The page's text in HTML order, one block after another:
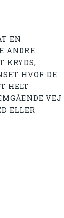
EN
ANDRE
KRYDS,
HVOR DE
HELT
VEJ
ELLER